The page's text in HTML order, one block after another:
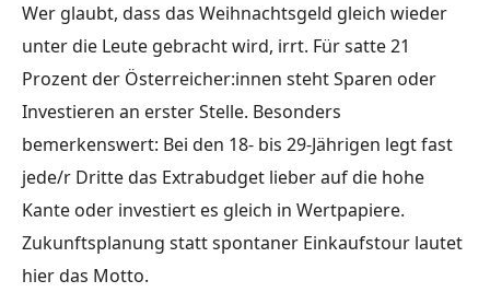
Wer glaubt, dass das Weihnachtsgeld gleich wieder
unter die Leute gebracht wird, irrt. Für satte 21
Prozent der Österreicher:innen steht Sparen oder
Investieren an erster Stelle. Besonders
bemerkenswert: Bei den 18- bis 29-Jährigen legt fast
jede/r Dritte das Extrabudget lieber auf die hohe
Kante oder investiert es gleich in Wertpapiere.
Zukunftsplanung statt spontaner Einkaufstour lautet
hier das Motto.